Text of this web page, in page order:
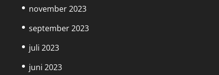
november 2023
september 2023
juli 2023
juni 2023